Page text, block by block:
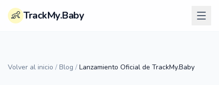
👶 TrackMy.Baby
Volver al inicio / Blog / Lanzamiento Oficial de TrackMy.Baby